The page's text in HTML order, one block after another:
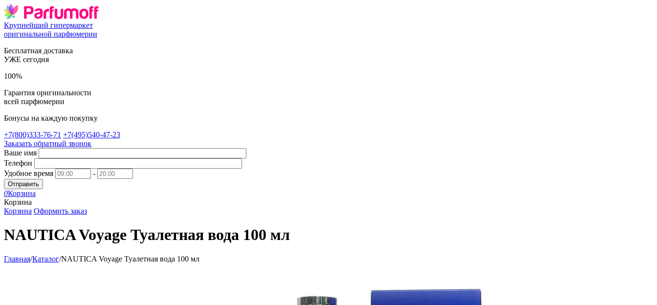
Крупнейший гипермаркет
оригинальной парфюмерии
Бесплатная доставка
УЖЕ сегодня
100%
Гарантия оригинальности
всей парфюмерии
Бонусы на каждую покупку
+7(800)333-76-71 +7(495)540-47-23
Заказать обратный звонок
Ваше имя
Телефон
Удобное время
-
Отправить
0Корзина
Корзина
Корзина Оформить заказ
NAUTICA Voyage Туалетная вода 100 мл
Главная/Каталог/NAUTICA Voyage Туалетная вода 100 мл